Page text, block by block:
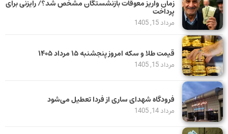
زمان واریز معوقات بازنشستگان مشخص شد؟/ رایزنی برای
پرداخت
مرداد 15, 1405
قیمت طلا و سکه امروز پنجشنبه ۱۵ مرداد ۱۴۰۵
مرداد 15, 1405
فرودگاه شهدای ساری از فردا تعطیل می‌شود
مرداد 14, 1405